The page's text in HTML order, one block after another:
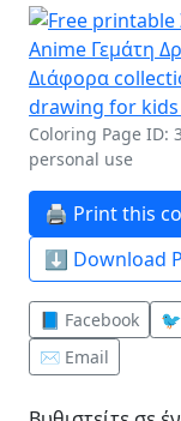
Coloring Page ID:
personal use
🖨️ Print this
⬇️ Download
📘 Facebook
✉️ Email